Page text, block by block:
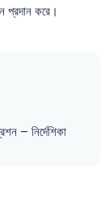
করে।
– নির্দেশিকা